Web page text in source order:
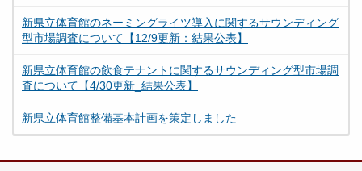
新県立体育館のネーミングライツ導入に関するサウンディング
型市場調査について【12/9更新：結果公表】
新県立体育館の飲食テナントに関するサウンディング型市場調
査について【4/30更新_結果公表】
新県立体育館整備基本計画を策定しました